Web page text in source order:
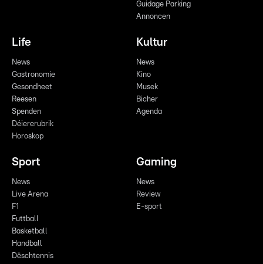
Guidage Parking
Annoncen
Life
News
Gastronomie
Gesondheet
Reesen
Spenden
Déiererubrik
Horoskop
Kultur
News
Kino
Musek
Bicher
Agenda
Sport
News
Live Arena
F1
Futtball
Basketball
Handball
Dëschtennis
Gaming
News
Review
E-sport